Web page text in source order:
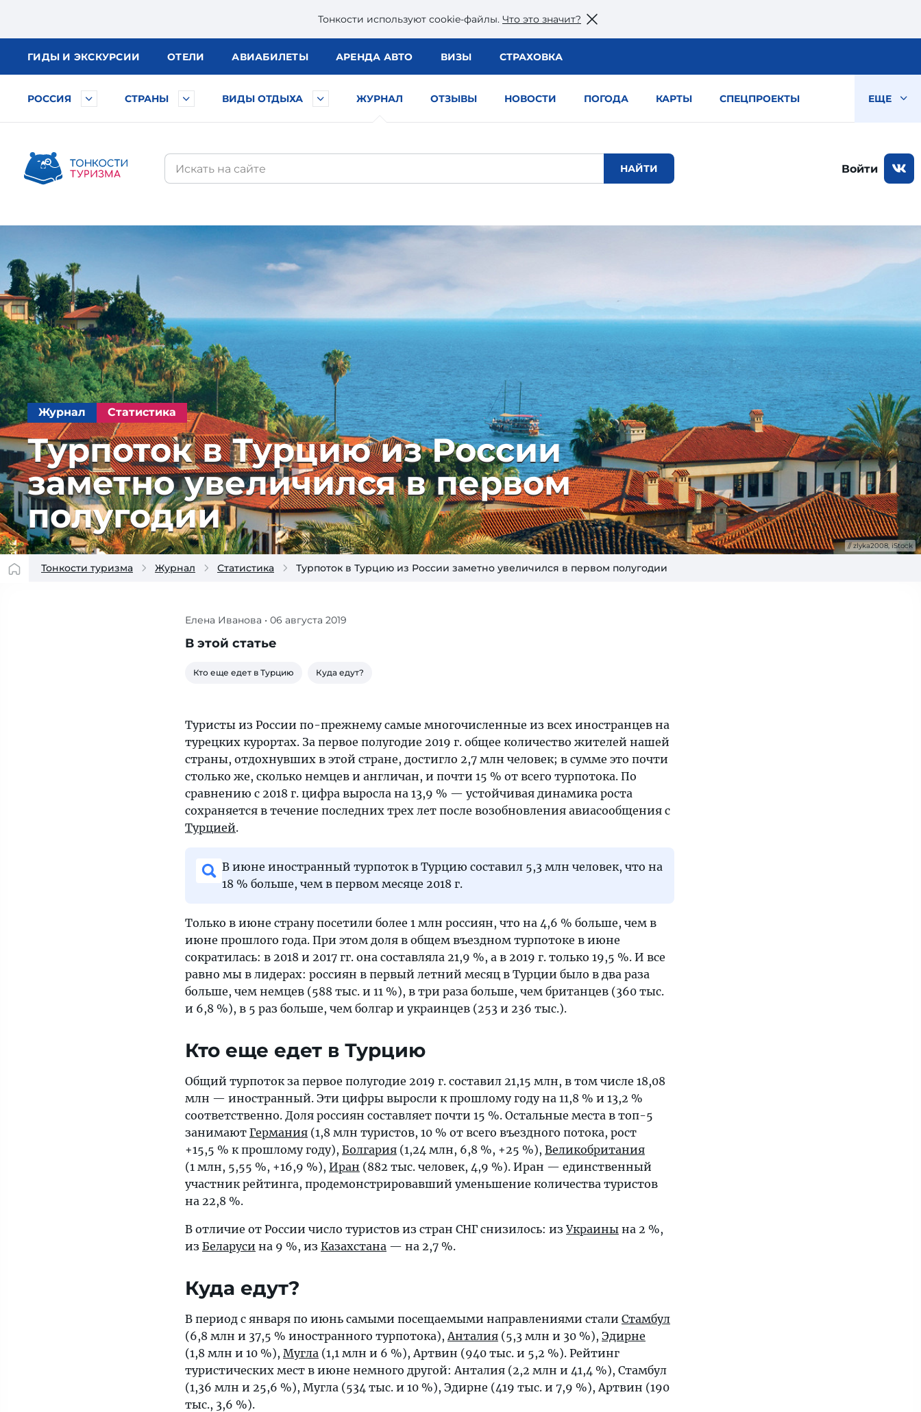
Тонкости используют сookie-файлы. Что это значит?
ГИДЫ И ЭКСКУРСИИ ОТЕЛИ АВИАБИЛЕТЫ АРЕНДА АВТО ВИЗЫ СТРАХОВКА
РОССИЯ СТРАНЫ ВИДЫ ОТДЫХА ЖУРНАЛ ОТЗЫВЫ НОВОСТИ ПОГОДА КАРТЫ СПЕЦПРОЕКТЫ ЕЩЕ
Войти
Журнал Статистика
Турпоток в Турцию из России
заметно увеличился в первом
полугодии
zlyka2008, iStock
Тонкости туризма Журнал Статистика Турпоток в Турцию из России заметно увеличился в первом полугодии
За
первое
2019 г.
жителей
нашей
страны,
отдохнувших
в
этой
стране,
2,7 млн
человек;
это
почти
столько
же,
сколько
немцев
англичан,
почти
15 %
от
всего
турпотока.
Елена Иванова • 06 августа 2019
В этой статье
Кто еще едет в Турцию Куда едут?
Туристы из России по-прежнему самые многочисленные из всех иностранцев на
турецких курортах. За первое полугодие 2019 г. общее количество жителей нашей
страны, отдохнувших в этой стране, достигло 2,7 млн человек; в сумме это почти
столько же, сколько немцев и англичан, и почти 15 % от всего турпотока. По
сравнению с 2018 г. цифра выросла на 13,9 % — устойчивая динамика роста
сохраняется в течение последних трех лет после возобновления авиасообщения с
Турцией.
В июне иностранный турпоток в Турцию составил 5,3 млн человек, что на
18 % больше, чем в первом месяце 2018 г.
Только в июне страну посетили более 1 млн россиян, что на 4,6 % больше, чем в
июне прошлого года. При этом доля в общем въездном турпотоке в июне
сократилась: в 2018 и 2017 гг. она составляла 21,9 %, а в 2019 г. только 19,5 %. И все
равно мы в лидерах: россиян в первый летний месяц в Турции было в два раза
больше, чем немцев (588 тыс. и 11 %), в три раза больше, чем британцев (360 тыс.
и 6,8 %), в 5 раз больше, чем болгар и украинцев (253 и 236 тыс.).
Кто еще едет в Турцию
Общий турпоток за первое полугодие 2019 г. составил 21,15 млн, в том числе 18,08
млн — иностранный. Эти цифры выросли к прошлому году на 11,8 % и 13,2 %
соответственно. Доля россиян составляет почти 15 %. Остальные места в топ-5
занимают Германия (1,8 млн туристов, 10 % от всего въездного потока, рост
+15,5 % к прошлому году), Болгария (1,24 млн, 6,8 %, +25 %), Великобритания
(1 млн, 5,55 %, +16,9 %), Иран (882 тыс. человек, 4,9 %). Иран — единственный
участник рейтинга, продемонстрировавший уменьшение количества туристов
на 22,8 %.
В отличие от России число туристов из стран СНГ снизилось: из Украины на 2 %,
из Беларуси на 9 %, из Казахстана — на 2,7 %.
Куда едут?
В период с января по июнь самыми посещаемыми направлениями стали Стамбул
(6,8 млн и 37,5 % иностранного турпотока),Анталия (5,3 млн и 30 %), Эдирне
(1,8 млн и 10 %), Мугла (1,1 млн и 6 %), Артвин (940 тыс. и 5,2 %). Рейтинг
туристических мест в июне немного другой: Анталия (2,2 млн и 41,4 %), Стамбул
(1,36 млн и 25,6 %), Мугла (534 тыс. и 10 %), Эдирне (419 тыс. и 7,9 %), Артвин (190
тыс., 3,6 %).